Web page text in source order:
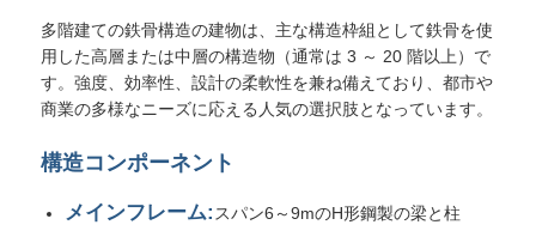
ニュース
ケース
ブログ
多階建ての鉄骨構造の建物は、主な構造枠組として鉄骨を使
用した高層または中層の構造物（通常は 3 ～ 20 階以上）で
す。強度、効率性、設計の柔軟性を兼ね備えており、都市や
商業の多様なニーズに応える人気の選択肢となっています。
構造コンポーネント
メインフレーム: スパン6～9mのH形鋼製の梁と柱